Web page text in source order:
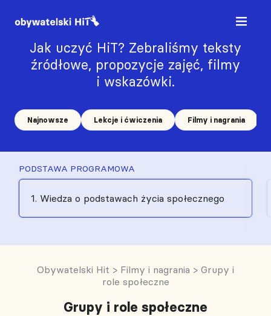
Jak uczyć HiT? Zebraliśmy teksty
źródłowe, propozycje zajęć, filmy
i wskazówki.
Najnowsze Lekcje i ćwiczenia Filmy i nagrania
PODSTAWA PROGRAMOWA
1. Wiedza o podstawach życia społecznego
Obywatelski Hit > Filmy i nagrania > Grupy i
role społeczne
Grupy i role społeczne